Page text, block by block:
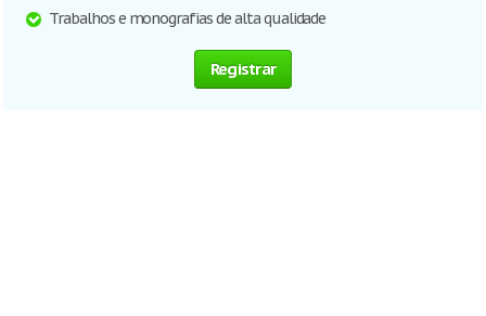
Trabalhos e monografias de alta qualidade
Registrar